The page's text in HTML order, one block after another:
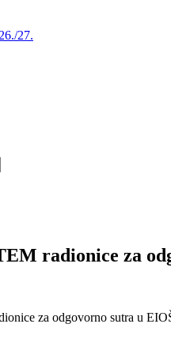
27.
radionice za
za odgovorno sutra u